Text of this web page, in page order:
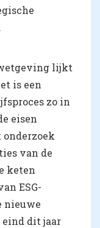
lijkt
is een
zo in
eisen
onderzoek
van de
keten
ESG-
nieuwe
eind dit jaar